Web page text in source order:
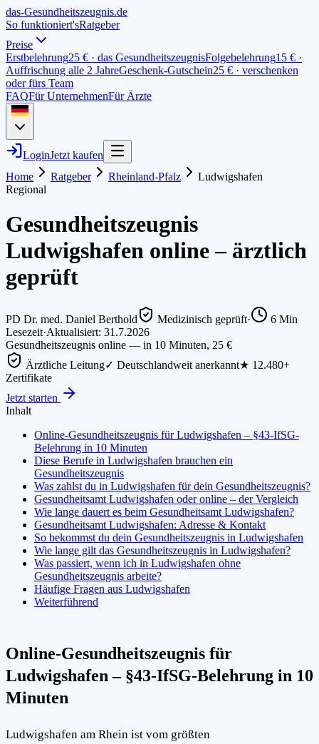
das-Gesundheitszeugnis.de
So funktioniert'sRatgeber
Preise
Erstbelehrung25 € · das GesundheitszeugnisFolgebelehrung15 € ·
Auffrischung alle 2 JahreGeschenk-Gutschein25 € · verschenken
oder fürs Team
FAQFür UnternehmenFür Ärzte
LoginJetzt kaufen
Home
Ratgeber Rheinland-Pfalz
Ludwigshafen
Regional
Gesundheitszeugnis
Ludwigshafen online – ärztlich
geprüft
PD Dr. med. Daniel Berthold Medizinisch geprüft· 6 Min
Lesezeit·Aktualisiert: 31.7.2026
Gesundheitszeugnis online — in 10 Minuten, 25 €
Ärztliche Leitung✓ Deutschlandweit anerkannt★ 12.480+
Zertifikate
Jetzt starten
Inhalt
Online-Gesundheitszeugnis für Ludwigshafen – §43-IfSG-
Belehrung in 10 Minuten
Diese Berufe in Ludwigshafen brauchen ein
Gesundheitszeugnis
Was zahlst du in Ludwigshafen für dein Gesundheitszeugnis?
Gesundheitsamt Ludwigshafen oder online – der Vergleich
Wie lange dauert es beim Gesundheitsamt Ludwigshafen?
Gesundheitsamt Ludwigshafen: Adresse & Kontakt
So bekommst du dein Gesundheitszeugnis in Ludwigshafen
Wie lange gilt das Gesundheitszeugnis in Ludwigshafen?
Was passiert, wenn ich in Ludwigshafen ohne
Gesundheitszeugnis arbeite?
Häufige Fragen aus Ludwigshafen
Weiterführend
Online-Gesundheitszeugnis für
Ludwigshafen – §43-IfSG-Belehrung in 10
Minuten
Ludwigshafen am Rhein ist vom größten